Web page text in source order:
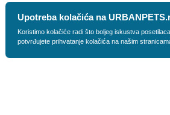
Upotreba kolačića na
Koristimo kolačiće radi što boljeg iskustva
potvrđujete prihvatanje kolačića na našim